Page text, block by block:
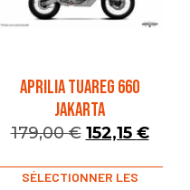
APRILIA TUAREG 660
JAKARTA
179,00€ 152,15 €
SÉLECTIONNER LES